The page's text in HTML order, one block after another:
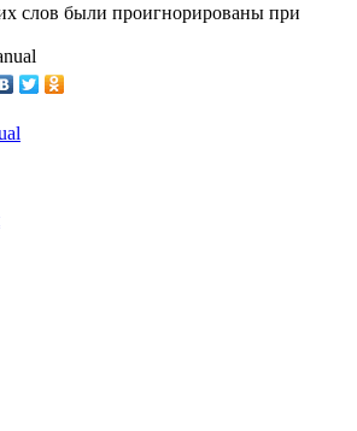
слов были проигнорированы при